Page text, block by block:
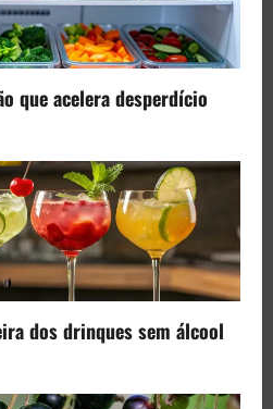
que acelera desperdício
dos drinques sem álcool